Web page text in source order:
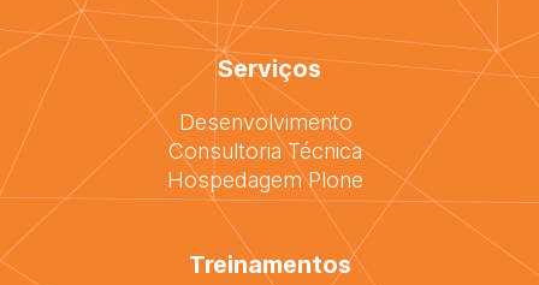
Serviços
Desenvolvimento
Consultoria Técnica
Hospedagem Plone
Treinamentos